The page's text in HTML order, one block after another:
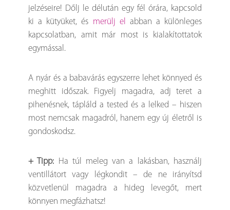
jelzéseire! Dőlj le délután egy fél órára, kapcsold
ki a kütyüket, és merülj el
abban a különleges
kapcsolatban, amit már most is kialakítottatok
egymással.
A nyár és a babavárás egyszerre lehet könnyed és
meghitt időszak. Figyelj magadra, adj teret a
pihenésnek, tápláld a tested és a lelked – hiszen
most nemcsak magadról, hanem egy új életről is
gondoskodsz.
+ Tipp: Ha túl meleg van a lakásban, használj
ventillátort vagy légkondit – de ne irányítsd
közvetlenül magadra a hideg levegőt, mert
könnyen megfázhatsz!